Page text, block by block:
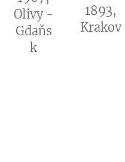
Olivy -
Gdaňs
k
1893,
Krakov